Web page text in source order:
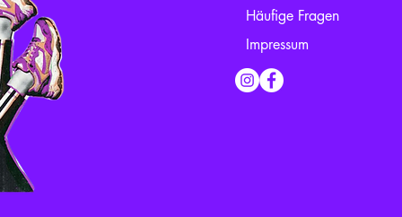
Häufige Fragen
Impressum